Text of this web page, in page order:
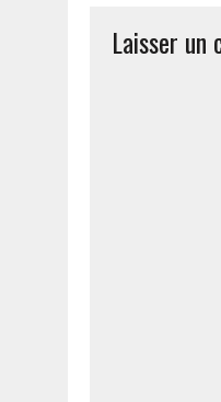
Laisser un